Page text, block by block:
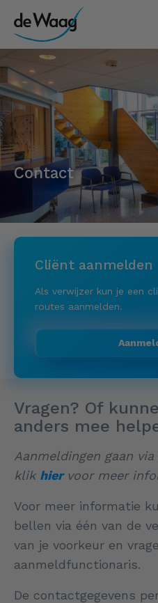
Contact
Cliënt aanmelden
Als verwijzer kun je een
routes aanmelden.
Vragen? Of
anders mee
Aanmeldingen gaan
klik hier voor meer
Voor meer informatie
bellen via één van de
van je voorkeur en
aanmeldfunctionaris.
De contactgegevens